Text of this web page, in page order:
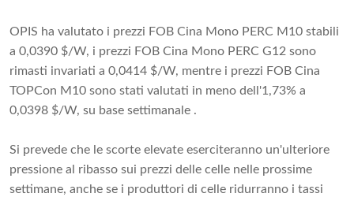
OPIS ha valutato i prezzi FOB Cina Mono PERC M10 stabili
a 0,0390 $/W, i prezzi FOB Cina Mono PERC G12 sono
rimasti invariati a 0,0414 $/W, mentre i prezzi FOB Cina
TOPCon M10 sono stati valutati in meno dell'1,73% a
0,0398 $/W, su base settimanale .
Si prevede che le scorte elevate eserciteranno un'ulteriore
pressione al ribasso sui prezzi delle celle nelle prossime
settimane, anche se i produttori di celle ridurranno i tassi